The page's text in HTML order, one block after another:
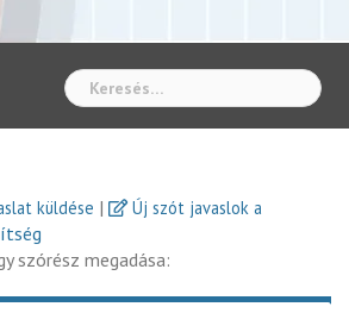
küldése |
Új szót javaslok a
szórész megadása: